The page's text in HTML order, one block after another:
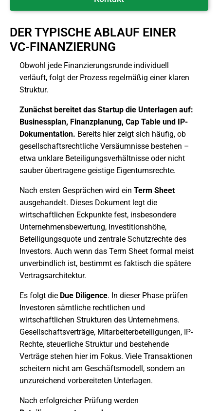
DER TYPISCHE ABLAUF EINER
VC-FINANZIERUNG
Obwohl jede Finanzierungsrunde individuell
verläuft, folgt der Prozess regelmäßig einer klaren
Struktur.
Zunächst bereitet das Startup die Unterlagen auf:
Businessplan, Finanzplanung, Cap Table und IP-
Dokumentation. Bereits hier zeigt sich häufig, ob
gesellschaftsrechtliche Versäumnisse bestehen –
etwa unklare Beteiligungsverhältnisse oder nicht
sauber übertragene geistige Eigentumsrechte.
Nach ersten Gesprächen wird ein Term Sheet
ausgehandelt. Dieses Dokument legt die
wirtschaftlichen Eckpunkte fest, insbesondere
Unternehmensbewertung, Investitionshöhe,
Beteiligungsquote und zentrale Schutzrechte des
Investors. Auch wenn das Term Sheet formal meist
unverbindlich ist, bestimmt es faktisch die spätere
Vertragsarchitektur.
Es folgt die Due Diligence. In dieser Phase prüfen
Investoren sämtliche rechtlichen und
wirtschaftlichen Strukturen des Unternehmens.
Gesellschaftsverträge, Mitarbeiterbeteiligungen, IP-
Rechte, steuerliche Struktur und bestehende
Verträge stehen hier im Fokus. Viele Transaktionen
scheitern nicht am Geschäftsmodell, sondern an
unzureichend vorbereiteten Unterlagen.
Nach erfolgreicher Prüfung werden